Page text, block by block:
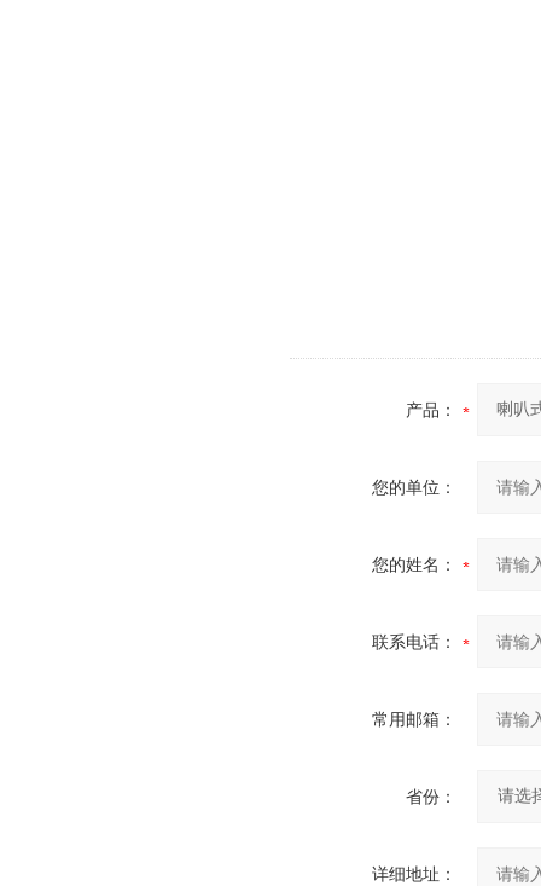
产品：
您的单位：
您的姓名：
联系电话：
常用邮箱：
省份：
详细地址：